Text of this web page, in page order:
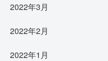
2022年3月
2022年2月
2022年1月